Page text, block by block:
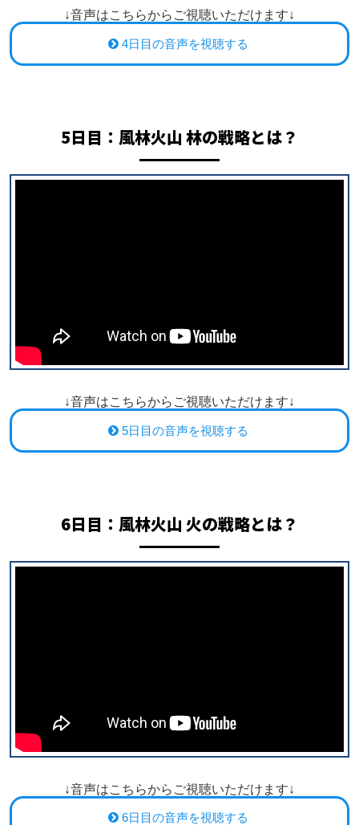
↓音声はこちらからご視聴いただけます↓
4日目の音声を視聴する
5日目： 風林火山 林の戦略とは？
↓音声はこちらからご視聴いただけます↓
5日目の音声を視聴する
6日目： 風林火山 火の戦略とは？
↓音声はこちらからご視聴いただけます↓
6日目の音声を視聴する